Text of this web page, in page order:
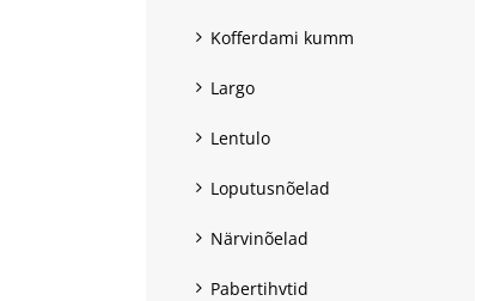
Kofferdami kumm
Largo
Lentulo
Loputusnõelad
Närvinõelad
Pabertihvtid